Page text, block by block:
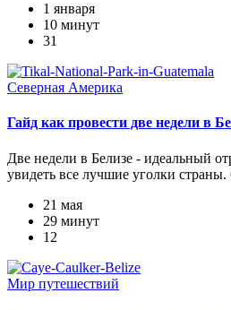
1 января
10 минут
31
Северная Америка
Гайд как провести две недели в
Две недели в Белизе - идеальный
увидеть все лучшие уголки
21 мая
29 минут
12
Мир путешествий